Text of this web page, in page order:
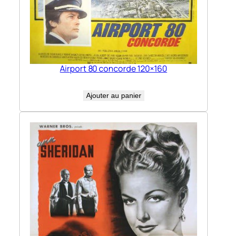
Airport 80 concorde 120×160
Ajouter au panier